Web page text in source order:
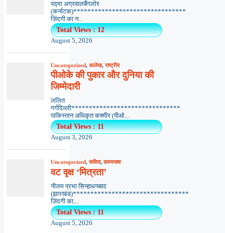
पद्मा अग्रवालबैंगलोर
(कर्नाटक)********************************
ज़िंदगी का न...
Total Views : 12
August 5, 2026
Uncategorized, आलेख,राष्ट्रीय
पीओके की पुकार और दुनिया की
जिम्मेदारी
ललित
गर्गदिल्ली*******************************
पाकिस्तान अधिकृत कश्मीर (पीओ...
Total Views : 11
August 3, 2026
Uncategorized,कविता,काव्यभाषा
वट वृक्ष ‘मित्रता’
नीलम प्रभा सिन्हाधनबाद
(झारखंड)*********************************
ज़िंदगी का...
Total Views : 11
August 5, 2026